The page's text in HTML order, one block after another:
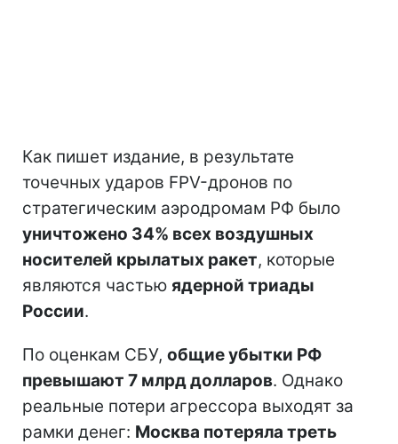
Как пишет издание, в результате
точечных ударов FPV-дронов по
стратегическим аэродромам РФ было
уничтожено 34% всех воздушных
носителей крылатых ракет, которые
являются частью ядерной триады
России.
По оценкам СБУ, общие убытки РФ
превышают 7 млрд долларов. Однако
реальные потери агрессора выходят за
рамки денег: Москва потеряла треть